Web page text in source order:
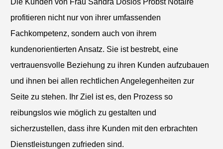
profitieren nicht nur von ihrer umfassenden
Fachkompetenz, sondern auch von ihrem
kundenorientierten Ansatz. Sie ist bestrebt, eine
vertrauensvolle Beziehung zu ihren Kunden aufzubauen
und ihnen bei allen rechtlichen Angelegenheiten zur
Seite zu stehen. Ihr Ziel ist es, den Prozess so
reibungslos wie möglich zu gestalten und
sicherzustellen, dass ihre Kunden mit den erbrachten
Dienstleistungen zufrieden sind.